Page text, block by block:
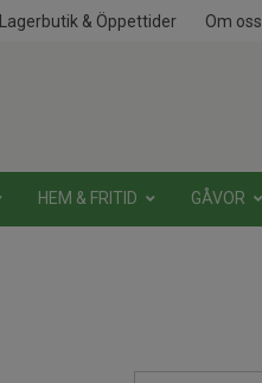
Lagerbutik & Öppettider Om oss
HEM & FRITID GÅVOR